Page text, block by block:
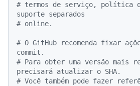
# termos de serviço, política
suporte separados
# online.
# O GitHub recomenda fixar
commit.
# Para obter uma versão mais
precisará atualizar o SHA.
# Você também pode fazer